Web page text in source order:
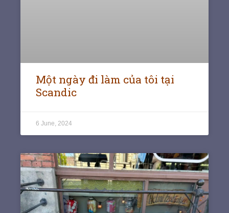
Một ngày đi làm của tôi tại
Scandic
6 June, 2024